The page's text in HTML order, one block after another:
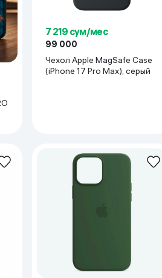
7 219 сум/мес
99 000
Чехол Apple MagSafe Case
(iPhone 17 Pro Max), серый